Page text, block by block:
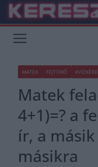
Skip
content
MATEK FEJTÖRŐ
Matek
4+1)=? a
ír, a
másikra